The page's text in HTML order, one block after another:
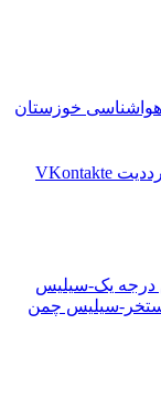
هواشناسی خوزستان
‫رددیت ‫VKontakte
درجه یک-سیلیس
سیلیس چمن